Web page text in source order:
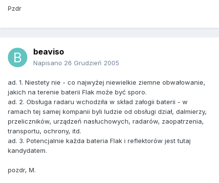
Pzdr
beaviso
Napisano 26 Grudzień 2005
ad. 1. Niestety nie - co najwyżej niewielkie ziemne obwałowanie,
jakich na terenie baterii Flak może być sporo.
ad. 2. Obsługa radaru wchodziła w skład załogii baterii - w
ramach tej samej kompanii byli ludzie od obsługi dział, dalmierzy,
przeliczników, urządzeń nasłuchowych, radarów, zaopatrzenia,
transportu, ochrony, itd.
ad. 3. Potencjalnie każda bateria Flak i reflektorów jest tutaj
kandydatem.
pozdr, M.